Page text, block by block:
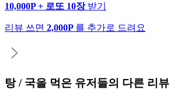
10,000P + 로또 10장 받기
리뷰 쓰면 2,000P 를 추가로 드려요
탕 / 국을 먹은 유저들의 다른 리뷰